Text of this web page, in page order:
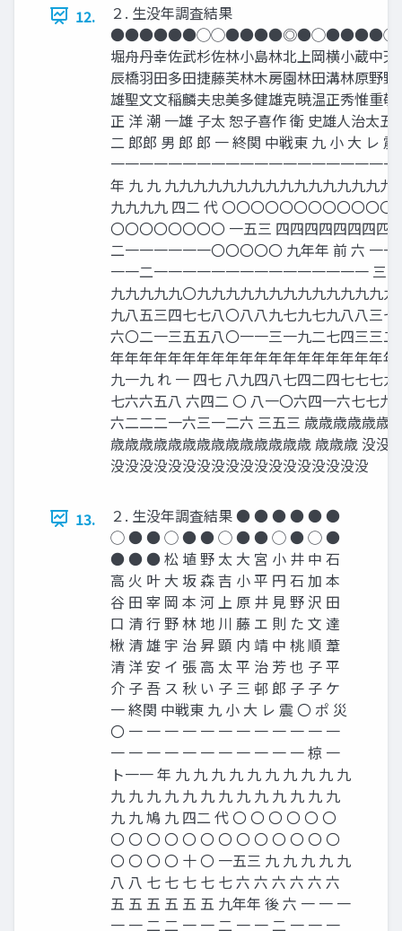
12.
２. 生没年調査結果
堀舟丹幸佐武杉佐林小島林北上岡横小蔵中
辰橋羽田多田捷藤芙林木房園林田溝林原野
雄聖文文稲麟夫忠美多健雄克暁温正秀惟重
正 洋 潮 一雄 子太 恕子喜作 衛 史雄人治太五
二 郎郎 男 郎 郎 一 終関 中戦東 九 小 大 レ
一一一一一一一一一一一一一一一一一一一
年 九 九 九九九九九九九九九九九九九九九九
九九九九 四二 代 〇〇〇〇〇〇〇〇〇〇〇〇
〇〇〇〇〇〇〇〇 一五三 四四四四四四四四
二一一一一一一〇〇〇〇〇 九年年 前 六 一
一一二一一一一一一一一一一一一一一一 三
九九九九九〇九九九九九九九九九九九九九
九八五三四七七八〇八八九七九七九八八三
六〇二一三五五八〇一一三一九二七四三三
年年年年年年年年年年年年年年年年年年年
九一九 れ 一 四七 八九四八七四二四七七七
七六六五八 六四二 〇 八一〇六四一六七七九
六二二二一六三一二六 三五三 歳歳歳歳歳歳
歳歳歳歳歳歳歳歳歳歳歳歳歳歳 歳歳歳 没没
没没没没没没没没没没没没没没没没没没
13.
２. 生没年調査結果 ● ● ● ● ● ●
◯ ● ● ◯ ● ● ◯ ● ● ◯ ● ◯ ●
● ● ● 松 埴 野 太 大 宮 小 井 中 石
高 火 叶 大 坂 森 吉 小 平 円 石 加 本
谷 田 宰 岡 本 河 上 原 井 見 野 沢 田
口 清 行 野 林 地 川 藤 エ 則 た 文 達
楸 清 雄 宇 治 昇 顕 内 靖 中 桃 順 葦
清 洋 安 イ 張 高 太 平 治 芳 也 子 平
介 子 吾 ス 秋 い 子 三 邨 郎 子 子 ケ
一 終関 中戦東 九 小 大 レ 震 〇 ポ 災
〇 一 一 一 一 一 一 一 一 一 一 一 一
一 一 一 一 一 一 一 一 一 一 一 椋 一
ト一一 年 九 九 九 九 九 九 九 九 九 九
九 九 九 九 九 九 九 九 九 九 九 九 九
九 九 鳩 九 四二 代 〇 〇 〇 〇 〇 〇
〇 〇 〇 〇 〇 〇 〇 〇 〇 〇 〇 〇 〇
〇 〇 〇 〇 十 〇 一五三 九 九 九 九 九
八 八 七 七 七 七 七 六 六 六 六 六 六
五 五 五 五 五 五 九年年 後 六 一 一 一
一 一 二 二 一 一 二 一 一 二 一 一 一